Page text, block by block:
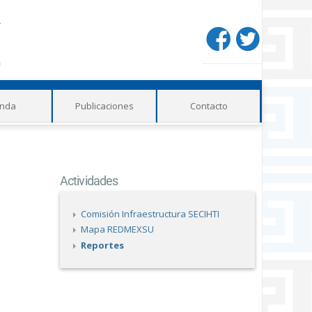
Publicaciones Contacto
Actividades
Comisión Infraestructura SECIHTI
Mapa REDMEXSU
Reportes